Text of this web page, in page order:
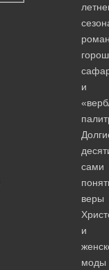
и
сами
веры
и
моды